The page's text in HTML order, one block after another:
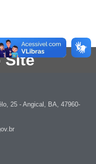
Site
25 - Angical, BA, 47960-